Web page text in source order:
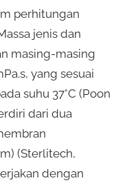
perhitungan
jenis dan
masing-masing
yang sesuai
suhu 37°C (Poon
dari dua
(Sterlitech,
dengan